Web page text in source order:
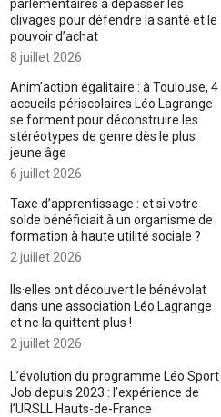
parlementaires à dépasser les
clivages pour défendre la santé et le
pouvoir d’achat
8 juillet 2026
Anim’action égalitaire : à Toulouse, 4
accueils périscolaires Léo Lagrange
se forment pour déconstruire les
stéréotypes de genre dès le plus
jeune âge
6 juillet 2026
Taxe d’apprentissage : et si votre
solde bénéficiait à un organisme de
formation à haute utilité sociale ?
2 juillet 2026
Ils·elles ont découvert le bénévolat
dans une association Léo Lagrange
et ne la quittent plus !
2 juillet 2026
L’évolution du programme Léo Sport
Job depuis 2023 : l’expérience de
l’URSLL Hauts-de-France